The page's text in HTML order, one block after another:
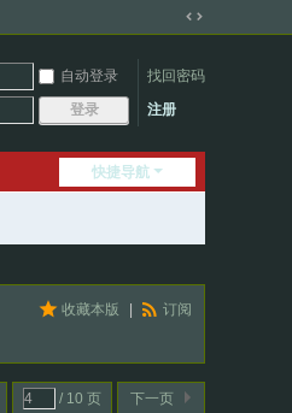
切
到
自动登录
找回密码
登录 注册
快捷导航
收藏本版 订阅
/ 10 页 下一页